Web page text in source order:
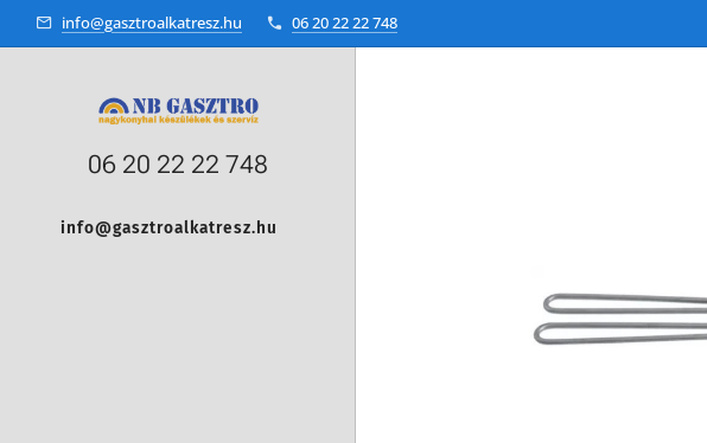
info@gasztroalkatresz.hu 06 20 22 22 748
06 20 22 22 748
info@gasztroalkatresz.hu